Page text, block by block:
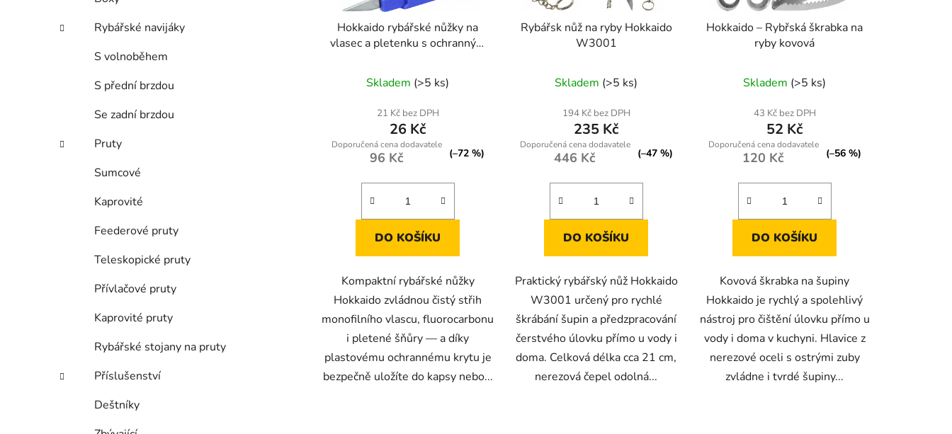
Rybářské navijáky
S volnoběhem
S přední brzdou
Se zadní brzdou
Pruty
Sumcové
Kaprovité
Feederové pruty
Teleskopické pruty
Přívlačové pruty
Kaprovité pruty
Rybářské stojany na pruty
Příslušenství
Deštníky
Hokkaido rybářské nůžky na
vlasec a pletenku s ochranným
hodnocení
produktu
je
5,0
5
hvězdiček.
Skladem (>5 ks)
21 Kč bez DPH
26 Kč
96 Kč (–72 %)
DO KOŠÍKU
Kompaktní rybářské nůžky
Hokkaido zvládnou čistý střih
monofilního vlascu, fluorocarbonu
i pletené šňůry — a díky
plastovému ochrannému krytu je
bezpečně uložíte do kapsy nebo...
Rybářsk nůž na ryby Hokkaido
W3001
Skladem (>5 ks)
194 Kč bez DPH
235 Kč
446 Kč (–47 %)
DO KOŠÍKU
Praktický rybářský nůž Hokkaido
W3001 určený pro rychlé
škrábání šupin a předzpracování
čerstvého úlovku přímo u vody i
doma. Celková délka cca 21 cm,
nerezová čepel odolná...
Hokkaido – Rybřská škrabka na
ryby kovová
hodnocení
produktu
je
5,0
5
hvězdiček.
Skladem (>5 ks)
43 Kč bez DPH
52 Kč
120 Kč (–56 %)
DO KOŠÍKU
Kovová škrabka na šupiny
Hokkaido je rychlý a spolehlivý
nástroj pro čištění úlovku přímo u
vody i doma v kuchyni. Hlavice z
nerezové oceli s ostrými zuby
zvládne i tvrdé šupiny...